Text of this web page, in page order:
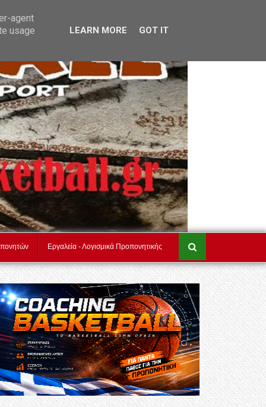
akadimiesbasket.gr
Εργαλεία - Λογισμικά Προπονητικής
agent
usage
LEARN MORE GOT IT